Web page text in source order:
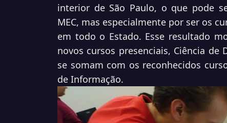
interior de São Paulo, o que pode
MEC, mas especialmente por ser os
em todo o Estado. Esse resultado
novos cursos presenciais, Ciência de
se somam com os reconhecidos
de Informação.